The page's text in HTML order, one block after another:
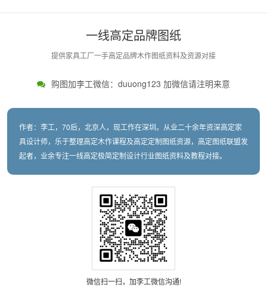
一线高定品牌图纸
提供家具工厂一手高定品牌木作图纸资料及资源对接
购图加李工微信：duuong123 加微信请注明来意
作者：李工，70后，北京人，现工作在深圳。从业二十余年资深高定家
具设计师，乐于整理高定木作课程及高定定制图纸资源，高定图纸联盟发
起者，业余专注一线高定极简定制设计行业图纸资料及教程对接。
微信扫一扫，加李工微信沟通!